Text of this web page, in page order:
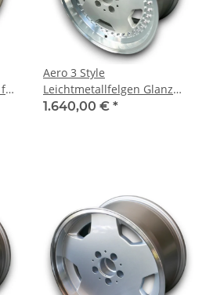
Aero 3 Style
Leichtmetallfelgen Glanz
Silber für Mercedes W109
1.640,00 € *